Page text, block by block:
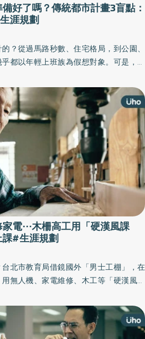
好了嗎？傳統都市計畫3盲點：
涯規劃
？從過馬路秒數、住宅格局，到公園、
都以年輕上班族為假想對象。可是，當
到「在地安老」嗎？《優活健康網》特
理體系對於快速老化的社會，是否做足
電⋯木柵高工用「硬漢風課
#生涯規劃
北市教育局借鏡國外「男士工棚」，在
無人機、家電維修、木工等「硬漢風」
區的學習進行式，如何讓熟齡生活不再
的自我實現。